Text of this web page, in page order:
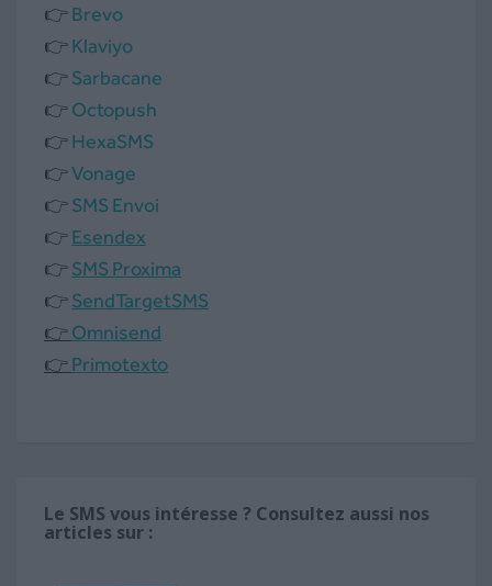
👉Brevo
👉Klaviyo
👉Sarbacane
👉Octopush
👉HexaSMS
👉Vonage
👉SMS Envoi
👉Esendex
👉SMS Proxima
👉SendTargetSMS
👉Omnisend
👉Primotexto
Le SMS vous intéresse ? Consultez aussi nos
articles sur :